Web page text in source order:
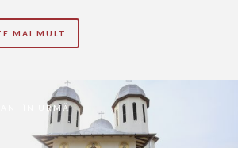
MAI MULT
ANI ÎN URMĂ